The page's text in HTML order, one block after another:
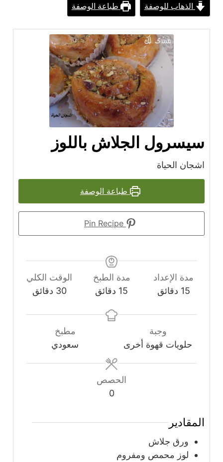
الذهاب للوصفة طباعة الوصفة
سيسرول الجلاش باللوز
اشجان الحياة
طباعة الوصفة
Pin Recipe
مدة الإعداد
15 دقائق
دقائق
مدة الطبخ
15 دقائق
دقائق
الوقت الكلي
30 دقائق
دقائق
وجبة
حلويات قهوة أخرى
مطبخ
سعودي
الحصص
0
المقادير
ورق جلاش
لوز محمص ومفروم